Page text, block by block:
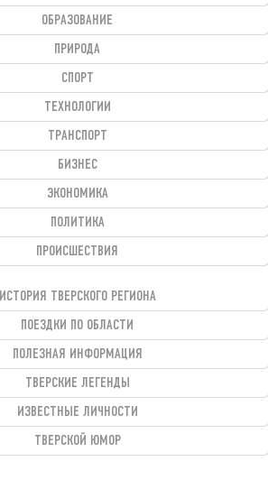
ОБРАЗОВАНИЕ
ПРИРОДА
СПОРТ
ТЕХНОЛОГИИ
ТРАНСПОРТ
БИЗНЕС
ЭКОНОМИКА
ПОЛИТИКА
ПРОИСШЕСТВИЯ
ИСТОРИЯ ТВЕРСКОГО РЕГИОНА
ПОЕЗДКИ ПО ОБЛАСТИ
ПОЛЕЗНАЯ ИНФОРМАЦИЯ
ТВЕРСКИЕ ЛЕГЕНДЫ
ИЗВЕСТНЫЕ ЛИЧНОСТИ
ТВЕРСКОЙ ЮМОР